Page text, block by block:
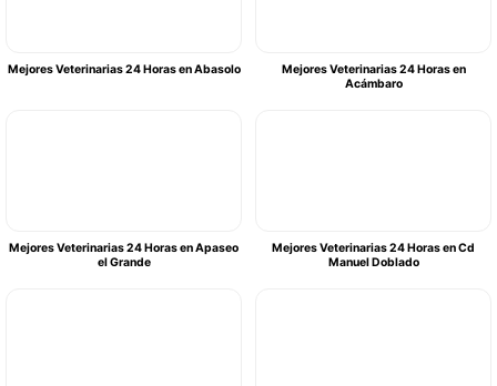
Mejores Veterinarias 24 Horas en Abasolo
Mejores Veterinarias 24 Horas en
Acámbaro
Mejores Veterinarias 24 Horas en Apaseo
el Grande
Mejores Veterinarias 24 Horas en Cd
Manuel Doblado